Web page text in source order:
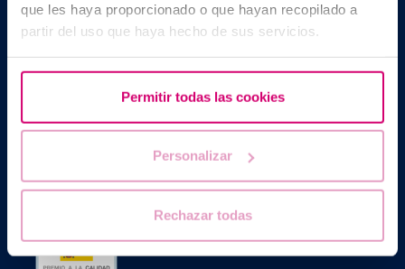
que les haya proporcionado o que hayan recopilado a
partir del uso que haya hecho de sus servicios.
Permitir todas las cookies
Personalizar
Rechazar todas
Barcelona IVF
Edificio Planetarium
Escoles Pies, 103. 08017 Barcelona, España
Generalitat de Catalunya agréé comme Centre de Procréation
Médicalement Assistée sous le nº E08050604.